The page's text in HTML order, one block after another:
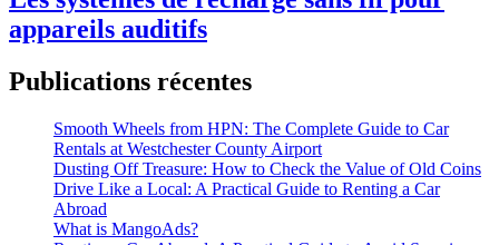
appareils auditifs
Publications récentes
Smooth Wheels from HPN: The Complete Guide to Car
Rentals at Westchester County Airport
Dusting Off Treasure: How to Check the Value of Old Coins
Drive Like a Local: A Practical Guide to Renting a Car
Abroad
What is MangoAds?